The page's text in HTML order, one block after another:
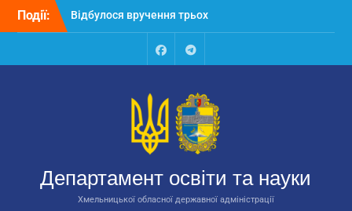
Перейти
Події:
Відбулося вручення трьох
автобусів для потреб
Відбулося засідання
освіти та науки обласної
державної адміністрації
Відбулась обласна
національно-патріотичне
виховання
FacebookTalegram
Департамент освіти та науки
Хмельницької обласної державної адміністрації